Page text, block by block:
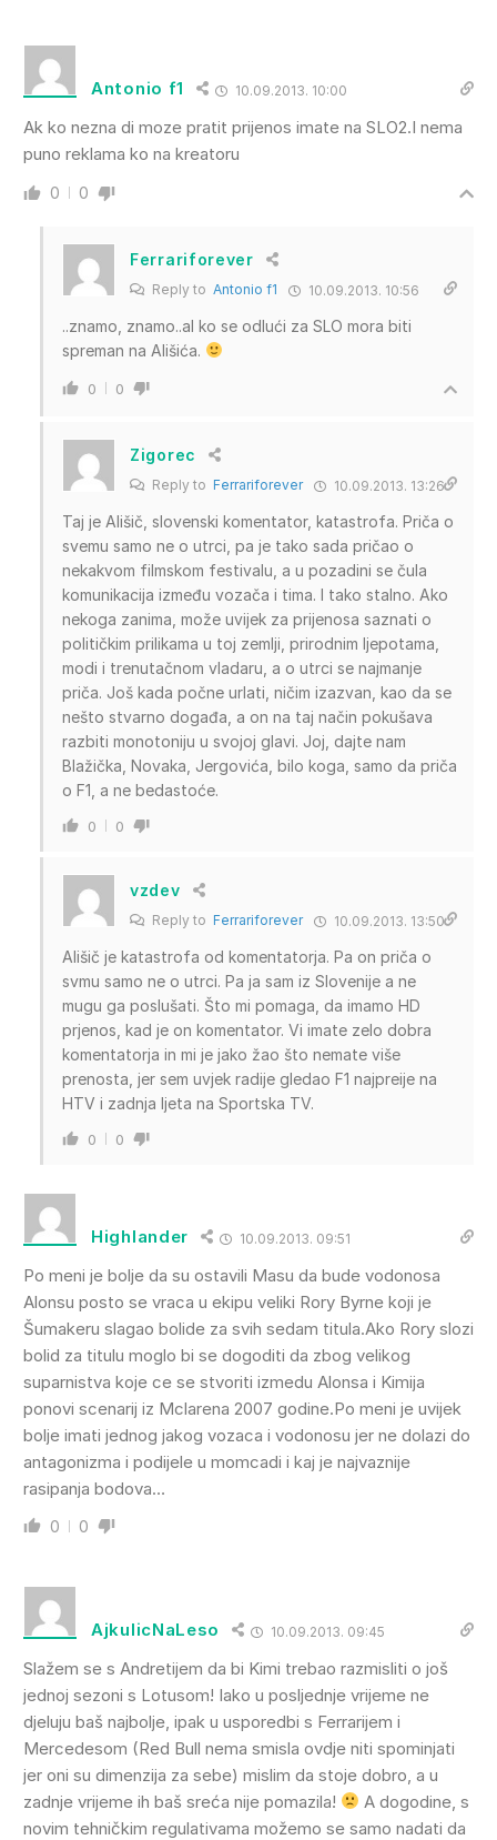
Antonio f1 10.09.2013. 10:00
Ak ko nezna di moze pratit prijenos imate na SLO2.I nema
puno reklama ko na kreatoru
0 0
Ferrariforever
Reply to Antonio f1 10.09.2013. 10:56
..znamo, znamo..al ko se odlući za SLO mora biti
spreman na Ališića.
0 0
Zigorec
Reply to Ferrariforever 10.09.2013. 13:26
Taj je Ališič, slovenski komentator, katastrofa. Priča o
svemu samo ne o utrci, pa je tako sada pričao o
nekakvom filmskom festivalu, a u pozadini se čula
komunikacija između vozača i tima. I tako stalno. Ako
nekoga zanima, može uvijek za prijenosa saznati o
političkim prilikama u toj zemlji, prirodnim ljepotama,
modi i trenutačnom vladaru, a o utrci se najmanje
priča. Još kada počne urlati, ničim izazvan, kao da se
nešto stvarno događa, a on na taj način pokušava
razbiti monotoniju u svojoj glavi. Joj, dajte nam
Blažička, Novaka, Jergovića, bilo koga, samo da priča
o F1, a ne bedastoće.
0 0
vzdev
Reply to Ferrariforever 10.09.2013. 13:50
Ališič je katastrofa od komentatorja. Pa on priča o
svmu samo ne o utrci. Pa ja sam iz Slovenije a ne
mugu ga poslušati. Što mi pomaga, da imamo HD
prjenos, kad je on komentator. Vi imate zelo dobra
komentatorja in mi je jako žao što nemate više
prenosta, jer sem uvjek radije gledao F1 najpreije na
HTV i zadnja ljeta na Sportska TV.
0 0
Highlander 10.09.2013. 09:51
Po meni je bolje da su ostavili Masu da bude vodonosa
Alonsu posto se vraca u ekipu veliki Rory Byrne koji je
Šumakeru slagao bolide za svih sedam titula.Ako Rory slozi
bolid za titulu moglo bi se dogoditi da zbog velikog
suparnistva koje ce se stvoriti izmedu Alonsa i Kimija
ponovi scenarij iz Mclarena 2007 godine.Po meni je uvijek
bolje imati jednog jakog vozaca i vodonosu jer ne dolazi do
antagonizma i podijele u momcadi i kaj je najvaznije
rasipanja bodova…
0 0
AjkulicNaLeso 10.09.2013. 09:45
Slažem se s Andretijem da bi Kimi trebao razmisliti o još
jednoj sezoni s Lotusom! Iako u posljednje vrijeme ne
djeluju baš najbolje, ipak u usporedbi s Ferrarijem i
Mercedesom (Red Bull nema smisla ovdje niti spominjati
jer oni su dimenzija za sebe) mislim da stoje dobro, a u
zadnje vrijeme ih baš sreća nije pomazila!
A dogodine, s
novim tehničkim regulativama možemo se samo nadati da